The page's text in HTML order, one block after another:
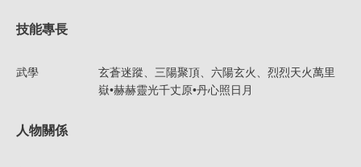
技能專長
武學
玄蒼迷蹤、三陽聚頂、六陽玄火、烈烈天火萬里
嶽•赫赫靈光千丈原•丹心照日月
人物關係